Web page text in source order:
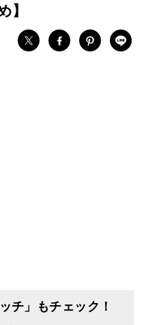
】
チ」もチェック！